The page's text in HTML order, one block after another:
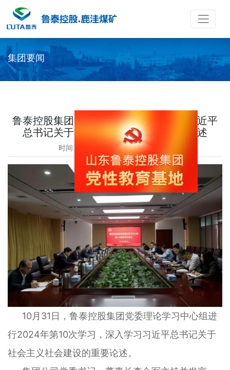
集团要闻
鲁泰控股集团党委理论学习中心组学习习近平
总书记关于社会主义社会建设的重要论述
时间：2024-11-04 访问量：1290
10月31日，鲁泰控股集团党委理论学习中心组进
行2024年第10次学习，深入学习习近平总书记关于
社会主义社会建设的重要论述。